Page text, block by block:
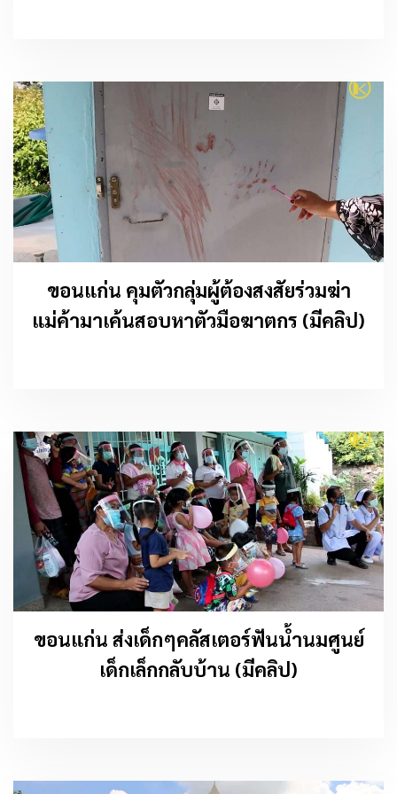
ขอนแก่น คุมตัวกลุ่มผู้ต้องสงสัยร่วมฆ่า
แม่ค้ามาเค้นสอบหาตัวมือฆาตกร (มีคลิป)
ขอนแก่น ส่งเด็กๆคลัสเตอร์ฟันน้ำนมศูนย์
เด็กเล็กกลับบ้าน (มีคลิป)